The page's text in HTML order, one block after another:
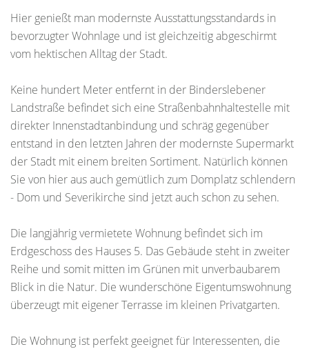
Hier genießt man modernste Ausstattungsstandards in
bevorzugter Wohnlage und ist gleichzeitig abgeschirmt
vom hektischen Alltag der Stadt.
Keine hundert Meter entfernt in der Binderslebener
Landstraße befindet sich eine Straßenbahnhaltestelle mit
direkter Innenstadtanbindung und schräg gegenüber
entstand in den letzten Jahren der modernste Supermarkt
der Stadt mit einem breiten Sortiment. Natürlich können
Sie von hier aus auch gemütlich zum Domplatz schlendern
- Dom und Severikirche sind jetzt auch schon zu sehen.
Die langjährig vermietete Wohnung befindet sich im
Erdgeschoss des Hauses 5. Das Gebäude steht in zweiter
Reihe und somit mitten im Grünen mit unverbaubarem
Blick in die Natur. Die wunderschöne Eigentumswohnung
überzeugt mit eigener Terrasse im kleinen Privatgarten.
Die Wohnung ist perfekt geeignet für Interessenten, die